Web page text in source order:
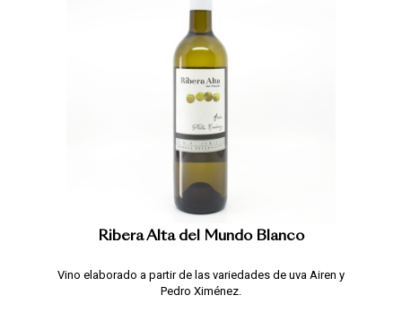
Ribera Alta del Mundo Blanco
Vino elaborado a partir de las variedades de uva Airen y
Pedro Ximénez.